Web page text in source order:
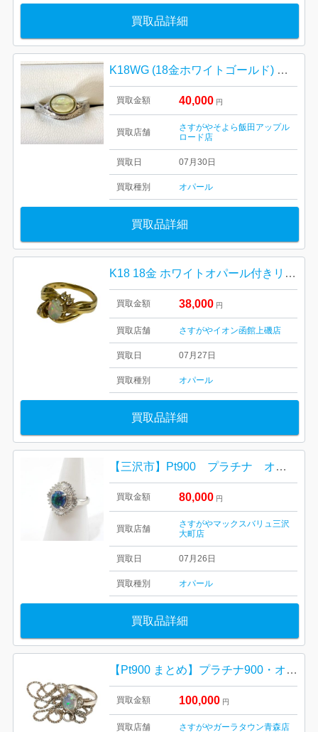
買取品詳細
K18WG (18金ホワイトゴールド) オパール・ダイヤモンドリング
買取金額 40,000 円
買取店舗
さすがやそよら飯田アップル
ロード店
買取日 07月30日
買取種別 オパール
買取品詳細
K18 18金 ホワイトオパール付きリング【イオン函館上磯店】
買取金額 38,000 円
買取店舗 さすがやイオン函館上磯店
買取日 07月27日
買取種別 オパール
買取品詳細
【三沢市】Pt900 プラチナ オパールリング をお買取り致しました！
買取金額 80,000 円
買取店舗
さすがやマックスバリュ三沢
大町店
買取日 07月26日
買取種別 オパール
買取品詳細
【Pt900 まとめ】プラチナ900・オパール・ネックレス・リング・指輪・貴金属・アクセサリー
買取金額 100,000 円
買取店舗 さすがやガーラタウン青森店